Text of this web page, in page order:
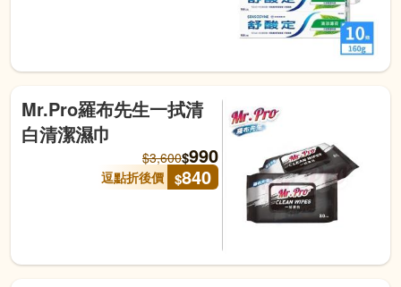
Mr.Pro羅布先生一拭清
白清潔濕巾
$3,600$990
逗點折後價 $840